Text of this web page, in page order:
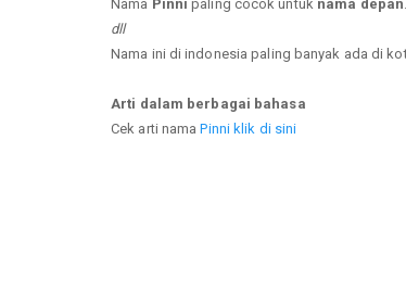
Nama Pinni paling cocok untuk nama depan
dll
Nama ini di indonesia paling banyak ada di
Arti dalam berbagai bahasa
Cek arti namaPinni klik di sini